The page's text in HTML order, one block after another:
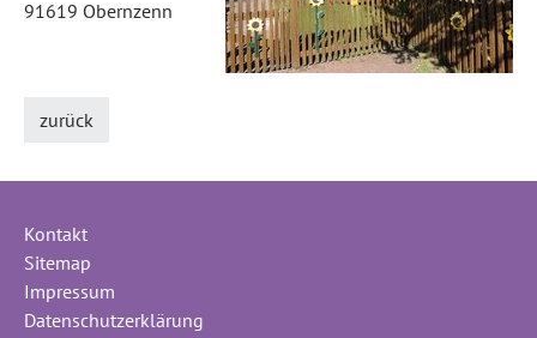
91619 Obernzenn
zurück
Kontakt
Sitemap
Impressum
Datenschutzerklärung